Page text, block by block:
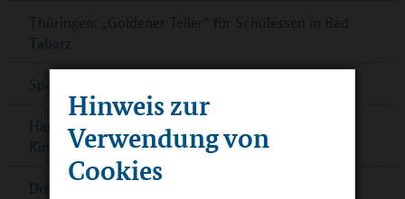
Hinweis zur
Verwendung von
Cookies
Thüringen: „Goldener Teller“ für Schulessen in Bad
Tabarz
Spannende Physik im DLR_School_Lab
Hamburg: Mehr Platz, schöne Räume und ein
Kinderkochstudio
Dresden ist „UNESCO Learning City“